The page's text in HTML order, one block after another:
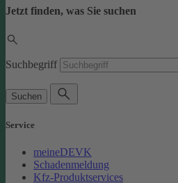
Jetzt finden, was Sie suchen
Suchbegriff
Suchen
Service
meineDEVK
Schadenmeldung
Kfz-Produktservices